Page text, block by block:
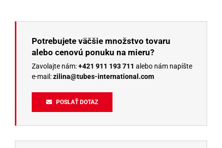
Potrebujete väčšie množstvo tovaru
alebo cenovú ponuku na mieru?
Zavolajte nám:+421 911 193 711 alebo nám napíšte
e-mail:zilina@tubes-international.com
POSLAŤ DOTAZ